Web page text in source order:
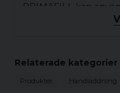
PRIMAFILL kan
har en ytterdiameter
PRIMAFILL kan du
Relaterade kategorier
Produkter Handladdning